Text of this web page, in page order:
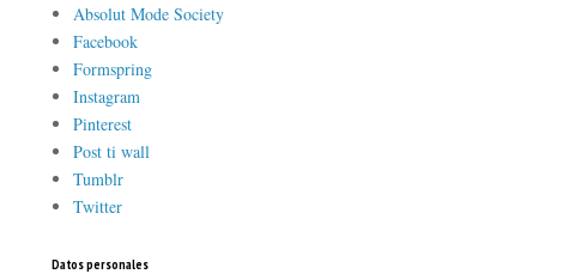
Absolut Mode Society
Facebook
Formspring
Instagram
Pinterest
Post ti wall
Tumblr
Twitter
Datos personales